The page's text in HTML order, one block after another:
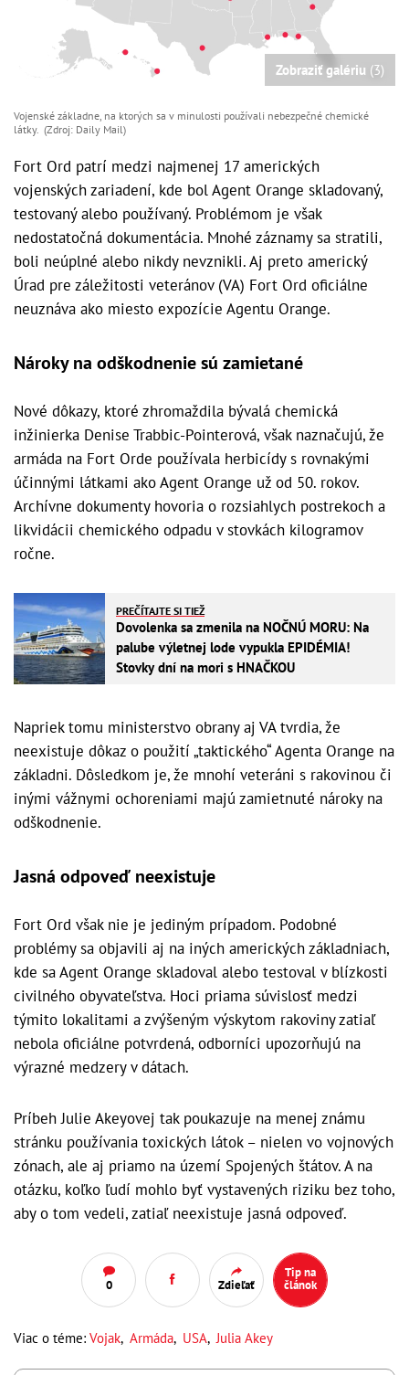
Zobraziť galériu (3)
Vojenské základne, na ktorých sa v minulosti používali nebezpečné chemické
látky. (Zdroj: Daily Mail)
Fort Ord patrí medzi najmenej 17 amerických
vojenských zariadení, kde bol Agent Orange skladovaný,
testovaný alebo používaný. Problémom je však
nedostatočná dokumentácia. Mnohé záznamy sa stratili,
boli neúplné alebo nikdy nevznikli. Aj preto americký
Úrad pre záležitosti veteránov (VA) Fort Ord oficiálne
neuznáva ako miesto expozície Agentu Orange.
Nároky na odškodnenie sú zamietané
Nové dôkazy, ktoré zhromaždila bývalá chemická
inžinierka Denise Trabbic-Pointerová, však naznačujú, že
armáda na Fort Orde používala herbicídy s rovnakými
účinnými látkami ako Agent Orange už od 50. rokov.
Archívne dokumenty hovoria o rozsiahlych postrekoch a
likvidácii chemického odpadu v stovkách kilogramov
ročne.
PREČÍTAJTE SI TIEŽ
Dovolenka sa zmenila na NOČNÚ MORU: Na
palube výletnej lode vypukla EPIDÉMIA!
Stovky dní na mori s HNAČKOU
Napriek tomu ministerstvo obrany aj VA tvrdia, že
neexistuje dôkaz o použití „taktického“ Agenta Orange na
základni. Dôsledkom je, že mnohí veteráni s rakovinou či
inými vážnymi ochoreniami majú zamietnuté nároky na
odškodnenie.
Jasná odpoveď neexistuje
Fort Ord však nie je jediným prípadom. Podobné
problémy sa objavili aj na iných amerických základniach,
kde sa Agent Orange skladoval alebo testoval v blízkosti
civilného obyvateľstva. Hoci priama súvislosť medzi
týmito lokalitami a zvýšeným výskytom rakoviny zatiaľ
nebola oficiálne potvrdená, odborníci upozorňujú na
výrazné medzery v dátach.
Príbeh Julie Akeyovej tak poukazuje na menej známu
stránku používania toxických látok – nielen vo vojnových
zónach, ale aj priamo na území Spojených štátov. A na
otázku, koľko ľudí mohlo byť vystavených riziku bez toho,
aby o tom vedeli, zatiaľ neexistuje jasná odpoveď.
0 Zdieľať
Tip na
článok
Viac o téme: Vojak, Armáda, USA,Julia Akey